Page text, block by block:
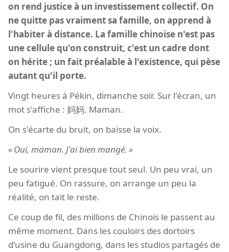
on rend justice à un investissement collectif. On
ne quitte pas vraiment sa famille, on apprend à
l'habiter à distance. La famille chinoise n'est pas
une cellule qu'on construit, c'est un cadre dont
on hérite ; un fait préalable à l'existence, qui pèse
autant qu'il porte.
Vingt heures à Pékin, dimanche soir. Sur l'écran, un
mot s'affiche : 妈妈. Maman.
On s'écarte du bruit, on baisse la voix.
Oui, maman. J'ai bien mangé.
Le sourire vient presque tout seul. Un peu vrai, un
peu fatigué. On rassure, on arrange un peu la
réalité, on tait le reste.
Ce coup de fil, des millions de Chinois le passent au
même moment. Dans les couloirs des dortoirs
d'usine du Guangdong, dans les studios partagés de